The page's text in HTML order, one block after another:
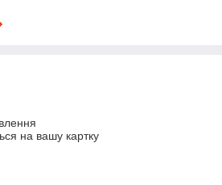
на вашу картку